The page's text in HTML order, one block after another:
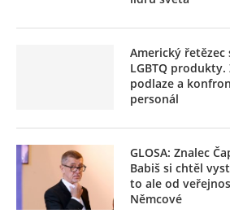
Americký
LGBTQ
podlaze a
personál
GLOSA: Znalec
Babiš si chtěl
to ale od
Němcové